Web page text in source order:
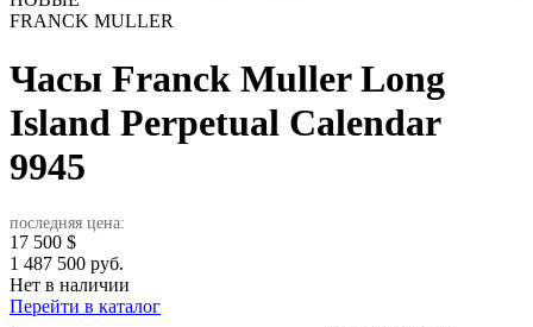
FRANCK MULLER
Часы Franck Muller Long
Island Perpetual Calendar
9945
последняя цена:
17 500 $
1 487 500 руб.
Нет в наличии
Перейти в каталог